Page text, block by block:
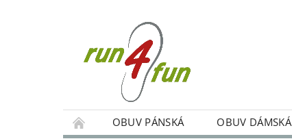
OBUV PÁNSKÁ OBUV DÁMSKÁ